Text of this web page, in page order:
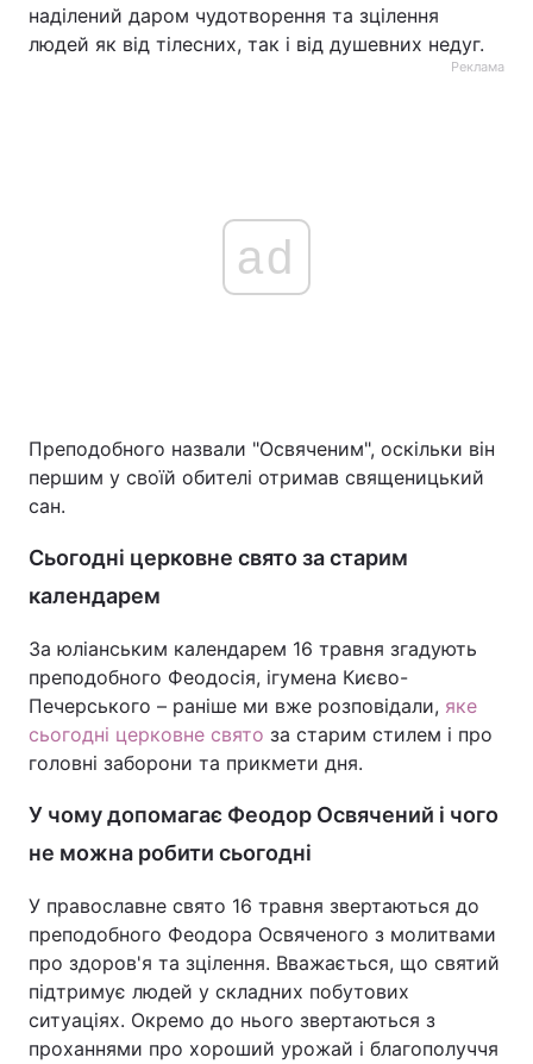
наділений даром чудотворення та зцілення
людей як від тілесних, так і від душевних недуг.
Реклама
ad
Преподобного назвали "Освяченим", оскільки він
першим у своїй обителі отримав священицький
сан.
Сьогодні церковне свято за старим
календарем
За юліанським календарем 16 травня згадують
преподобного Феодосія, ігумена Києво-
Печерського – раніше ми вже розповідали, яке
сьогодні церковне свято за старим стилем і про
головні заборони та прикмети дня.
У чому допомагає Феодор Освячений і чого
не можна робити сьогодні
У православне свято 16 травня звертаються до
преподобного Феодора Освяченого з молитвами
про здоров'я та зцілення. Вважається, що святий
підтримує людей у складних побутових
ситуаціях. Окремо до нього звертаються з
проханнями про хороший урожай і благополуччя